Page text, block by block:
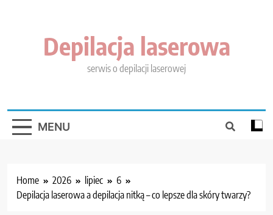
Depilacja laserowa
serwis o depilacji laserowej
MENU
Home 2026 lipiec
6
Depilacja laserowa a depilacja nitką – co lepsze dla skóry twarzy?